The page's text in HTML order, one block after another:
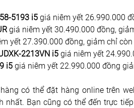
5193 i5 giá niêm yết 26.990.000
giá niêm yết 30.490.000 đồng,
yết 27.390.000 đồng, giảm chỉ
2213VN i5 giá niêm yết
i5 giá niêm yết 22.990.000 đồng
có thể đặt hàng online trên
nhất. Bạn cũng có thể đến trực